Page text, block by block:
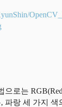
로는
파랑 세 가지 색